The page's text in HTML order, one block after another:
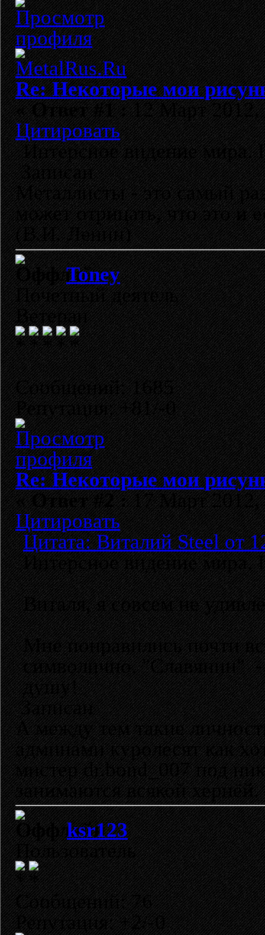
Re: Некоторые мои
«Ответ #1 :12 Март 2012,
Цитировать
Интерсное видение мира.
Записан
Металлисты - это самый
может отрицать, что это и
(В.И. Ленин)
Toney
Почетный деятель
Ветеран
Сообщений: 1685
Репутация: +81/-0
Re: Некоторые мои
«Ответ #2 :17 Март 2012,
Цитировать
Цитата: Виталий Steel от
Интерсное видение мира.
Виталя, я совсем не
Мне понравились почти
символично, "Славянин" -
душу!
Записан
А между тем такие
админами куролесят как
мистер dr.bond_007 под
занимаются всякой
ksr123
Пользователь
Сообщений: 76
Репутация: +2/-0